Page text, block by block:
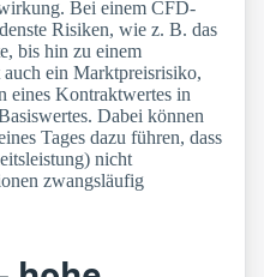
Bei einem CFD-
Risiken, wie z. B. das
bis hin zu einem
ein Marktpreisrisiko,
eines Kontraktwertes in
Dabei können
Tages dazu führen, dass
nicht
zwangsläufig